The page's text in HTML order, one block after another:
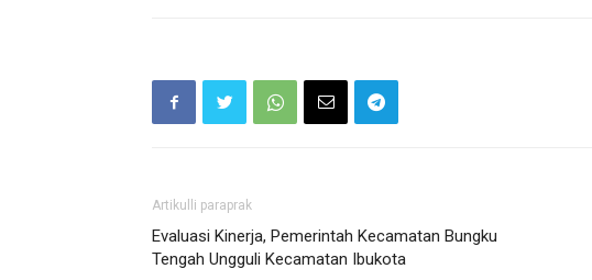
Artikulli paraprak
Evaluasi Kinerja, Pemerintah Kecamatan Bungku
Tengah Ungguli Kecamatan Ibukota